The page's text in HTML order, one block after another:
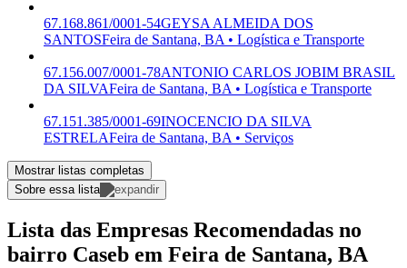
67.168.861/0001-54GEYSA ALMEIDA DOS
SANTOSFeira de Santana, BA • Logística e Transporte
67.156.007/0001-78ANTONIO CARLOS JOBIM BRASIL
DA SILVAFeira de Santana, BA • Logística e Transporte
67.151.385/0001-69INOCENCIO DA SILVA
ESTRELAFeira de Santana, BA • Serviços
Mostrar listas completas
Sobre essa lista
Lista das Empresas Recomendadas no
bairro Caseb em Feira de Santana, BA